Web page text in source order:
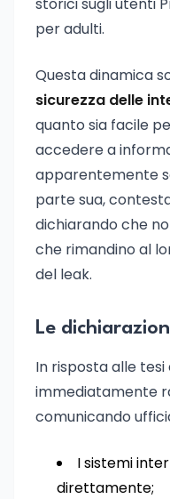
per adulti.
Questa dinamica
sicurezza delle
quanto sia facile
accedere a
apparentemente
parte sua,
dichiarando che
che rimandino al
del leak.
Le
In risposta alle
immediatamente
comunicando
I sistemi
direttamente;